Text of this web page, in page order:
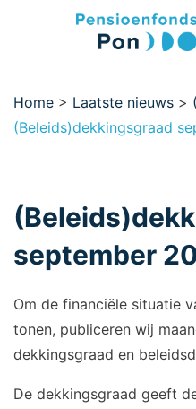
Home > Laatste nieuws >
(Beleids)dekkingsgraad
september
Om de financiële situatie
tonen, publiceren wij
dekkingsgraad en
De dekkingsgraad geeft